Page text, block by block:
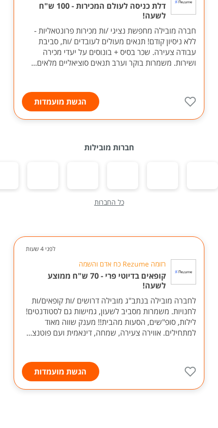
דלת כניסה לעולם המכירות - 100 ש"ח
לשעה!
חברה מובילה מחפשת נציגי /ות מכירות פרונטאליות -
ללא ניסיון קודם! תנאים מעולים לעובדים /ות, סביבת
עבודה צעירה. שכר בסיס + בונוסים על יעדי מכירה
ושירות. משמרות בוקר וערב תנאים סוציאליים מלאים...
הגשת מועמדות
חברות מובילות
כל החברות
לפני 4 שעות
רזומה Rezume כח אדם והשמה
קופאים בדיוטי פרי - 70 ש"ח ממוצע
לשעה!
לחברה מובילה בנתב"ג מובילה דרושים /ות קופאים/ות
לחנויות. משמרות מסביב לשעון, גמישות גם לסטודנטים!
לילות, סופ"שים, הסעות מהבית!! מענק שווה מאוד
למתחילים. אווירה צעירה, שמחה, דינאמית ועם פוטנצ...
הגשת מועמדות